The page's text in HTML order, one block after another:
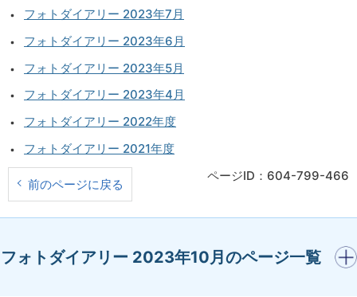
フォトダイアリー 2023年7月
フォトダイアリー 2023年6月
フォトダイアリー 2023年5月
フォトダイアリー 2023年4月
フォトダイアリー 2022年度
フォトダイアリー 2021年度
前のページに戻る
ページID：604-799-466
フォトダイアリー 2023年10月のページ一覧
開く